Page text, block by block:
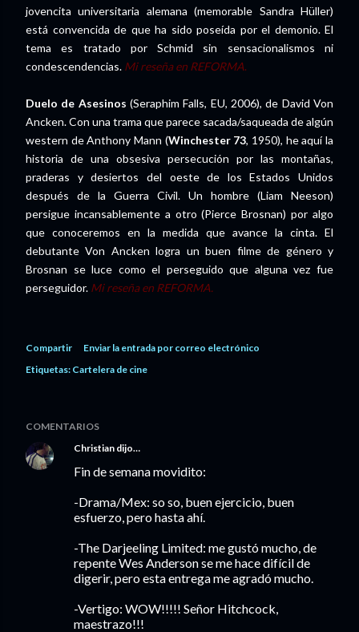
jovencita universitaria alemana (memorable Sandra Hüller)
está convencida de que ha sido poseída por el demonio. El
tema es tratado por Schmid sin sensacionalismos ni
condescendencias. Mi reseña en REFORMA.
Duelo de Asesinos (Seraphim Falls, EU, 2006), de David Von
Ancken. Con una trama que parece sacada/saqueada de algún
western de Anthony Mann (Winchester 73, 1950), he aquí la
historia de una obsesiva persecución por las montañas,
praderas y desiertos del oeste de los Estados Unidos
después de la Guerra Civil. Un hombre (Liam Neeson)
persigue incansablemente a otro (Pierce Brosnan) por algo
que conoceremos en la medida que avance la cinta. El
debutante Von Ancken logra un buen filme de género y
Brosnan se luce como el perseguido que alguna vez fue
perseguidor. Mi reseña en REFORMA.
Compartir
Enviar la entrada por correo electrónico
Etiquetas: Cartelera de cine
COMENTARIOS
Christian dijo…
Fin de semana movidito:
-Drama/Mex: so so, buen ejercicio, buen
esfuerzo, pero hasta ahí.
-The Darjeeling Limited: me gustó mucho, de
repente Wes Anderson se me hace difícil de
digerir, pero esta entrega me agradó mucho.
-Vertigo: WOW!!!!! Señor Hitchcock,
maestrazo!!!